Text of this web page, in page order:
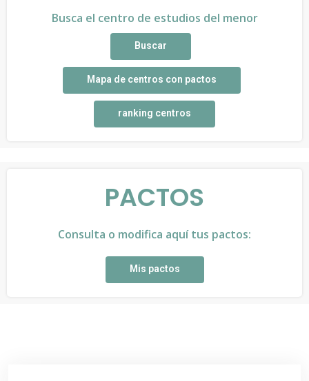
Busca el centro de estudios del menor
Buscar
Mapa de centros con pactos
ranking centros
PACTOS
Consulta o modifica aquí tus pactos:
Mis pactos